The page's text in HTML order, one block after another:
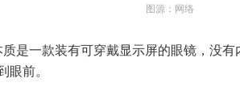
图源：网络
是一款装有可穿戴显示屏的眼镜，没
眼前。